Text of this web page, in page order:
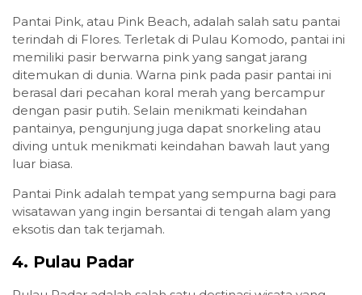
Pantai Pink, atau Pink Beach, adalah salah satu pantai
terindah di Flores. Terletak di Pulau Komodo, pantai ini
memiliki pasir berwarna pink yang sangat jarang
ditemukan di dunia. Warna pink pada pasir pantai ini
berasal dari pecahan koral merah yang bercampur
dengan pasir putih. Selain menikmati keindahan
pantainya, pengunjung juga dapat snorkeling atau
diving untuk menikmati keindahan bawah laut yang
luar biasa.
Pantai Pink adalah tempat yang sempurna bagi para
wisatawan yang ingin bersantai di tengah alam yang
eksotis dan tak terjamah.
4. Pulau Padar